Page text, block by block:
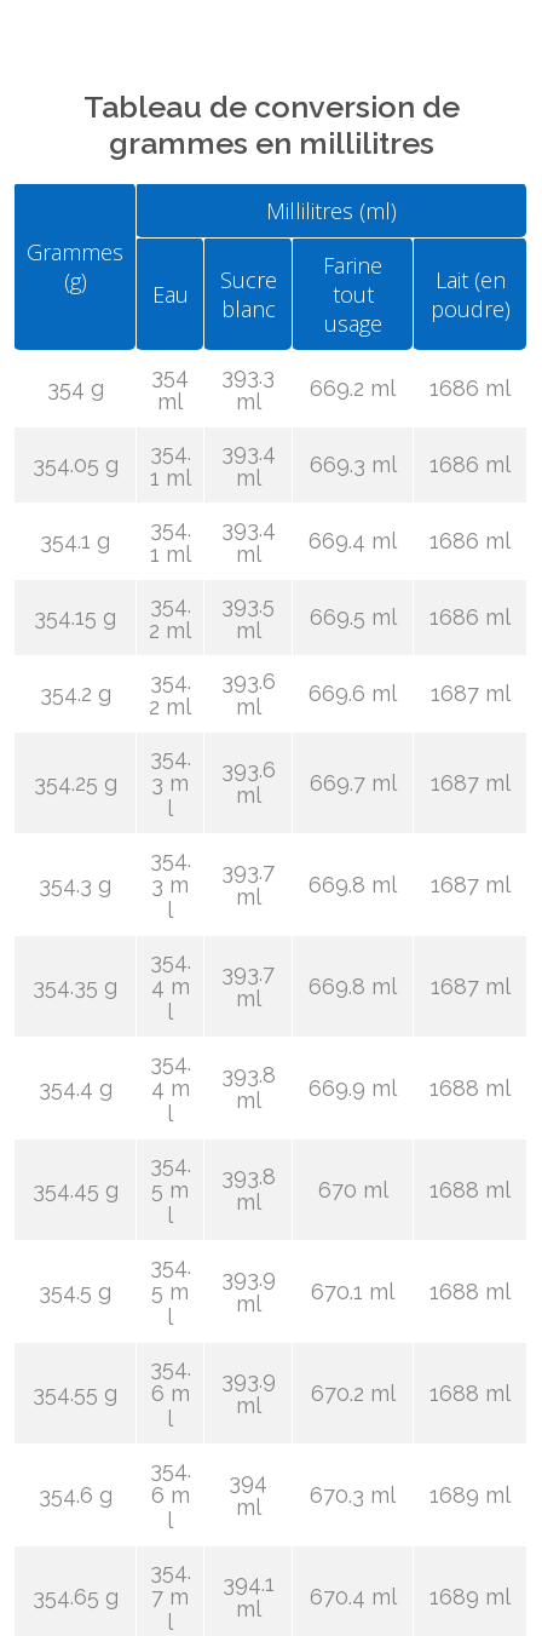
Tableau de conversion de
grammes en millilitres
Grammes
(g)
Millilitres (ml)
Eau
Sucre
blanc
Farine
tout
usage
Lait (en
poudre)
354 g
354
ml
393.3
ml
669.2 ml 1686 ml
354.05 g
354.
1 ml
393.4
ml
669.3 ml 1686 ml
354.1 g
354.
1 ml
393.4
ml
669.4 ml 1686 ml
354.15 g
354.
2 ml
393.5
ml
669.5 ml 1686 ml
354.2 g
354.
2 ml
393.6
ml
669.6 ml 1687 ml
354.25 g
354.
3 m
l
393.6
ml
669.7 ml 1687 ml
354.3 g
354.
3 m
l
393.7
ml
669.8 ml 1687 ml
354.35 g
354.
4 m
l
393.7
ml
669.8 ml 1687 ml
354.4 g
354.
4 m
l
393.8
ml
669.9 ml 1688 ml
354.45 g
354.
5 m
l
393.8
ml
670 ml 1688 ml
354.5 g
354.
5 m
l
393.9
ml
670.1 ml 1688 ml
354.55 g
354.
6 m
l
393.9
ml
670.2 ml 1688 ml
354.6 g
354.
6 m
l
394
ml
670.3 ml 1689 ml
354.65 g
354.
7 m
l
394.1
ml
670.4 ml 1689 ml